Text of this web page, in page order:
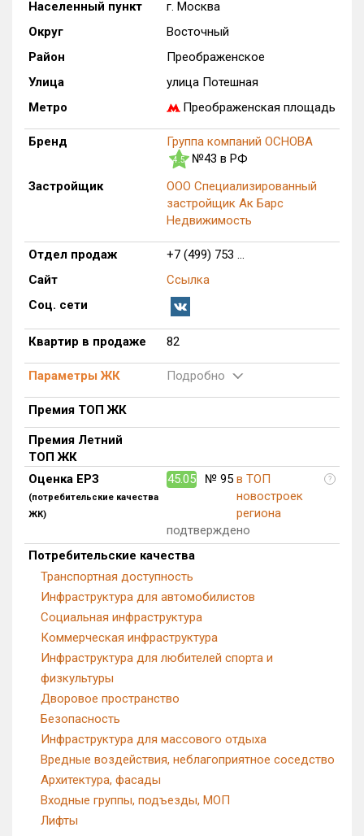
Оценка ЕРЗ ЖК
от
с продажами
Жилых комплексов
1 из 1 402
Домов с апартаментами
Поселков таунхаусов
Блокированных домов
Квартир, апартаментов,
блоков в БД
Населенный пункт
г. Москва
Округ
Восточный
Район
Преображенское
Улица
улица Потешная
Метро
Преображенская площадь
Бренд Группа компаний ОСНОВА
4.5
№43 в РФ
Застройщик
ООО Специализированный
застройщик Ак Барс
Недвижимость
Отдел продаж
+7 (499) 753 ...
Сайт
Ссылка
Соц. сети
Квартир в продаже 82
Параметры ЖК Подробно
Премия ТОП ЖК
Премия Летний
ТОП ЖК
Оценка ЕРЗ
(потребительские качества
ЖК)
45.05 № 95 в ТОП
новостроек
региона
?
подтверждено
Потребительские качества
Транспортная доступность
Инфраструктура для автомобилистов
Социальная инфраструктура
Коммерческая инфраструктура
Инфраструктура для любителей спорта и
физкультуры
Дворовое пространство
Безопасность
Инфраструктура для массового отдыха
Вредные воздействия, неблагоприятное соседство
Архитектура, фасады
Входные группы, подъезды, МОП
Лифты